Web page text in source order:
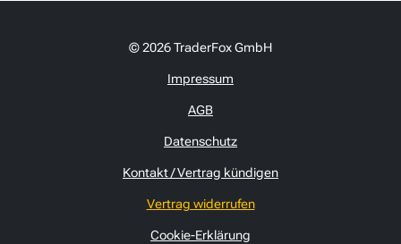
© 2026 TraderFox GmbH
Impressum
AGB
Datenschutz
Kontakt / Vertrag kündigen
Vertrag widerrufen
Cookie-Erklärung